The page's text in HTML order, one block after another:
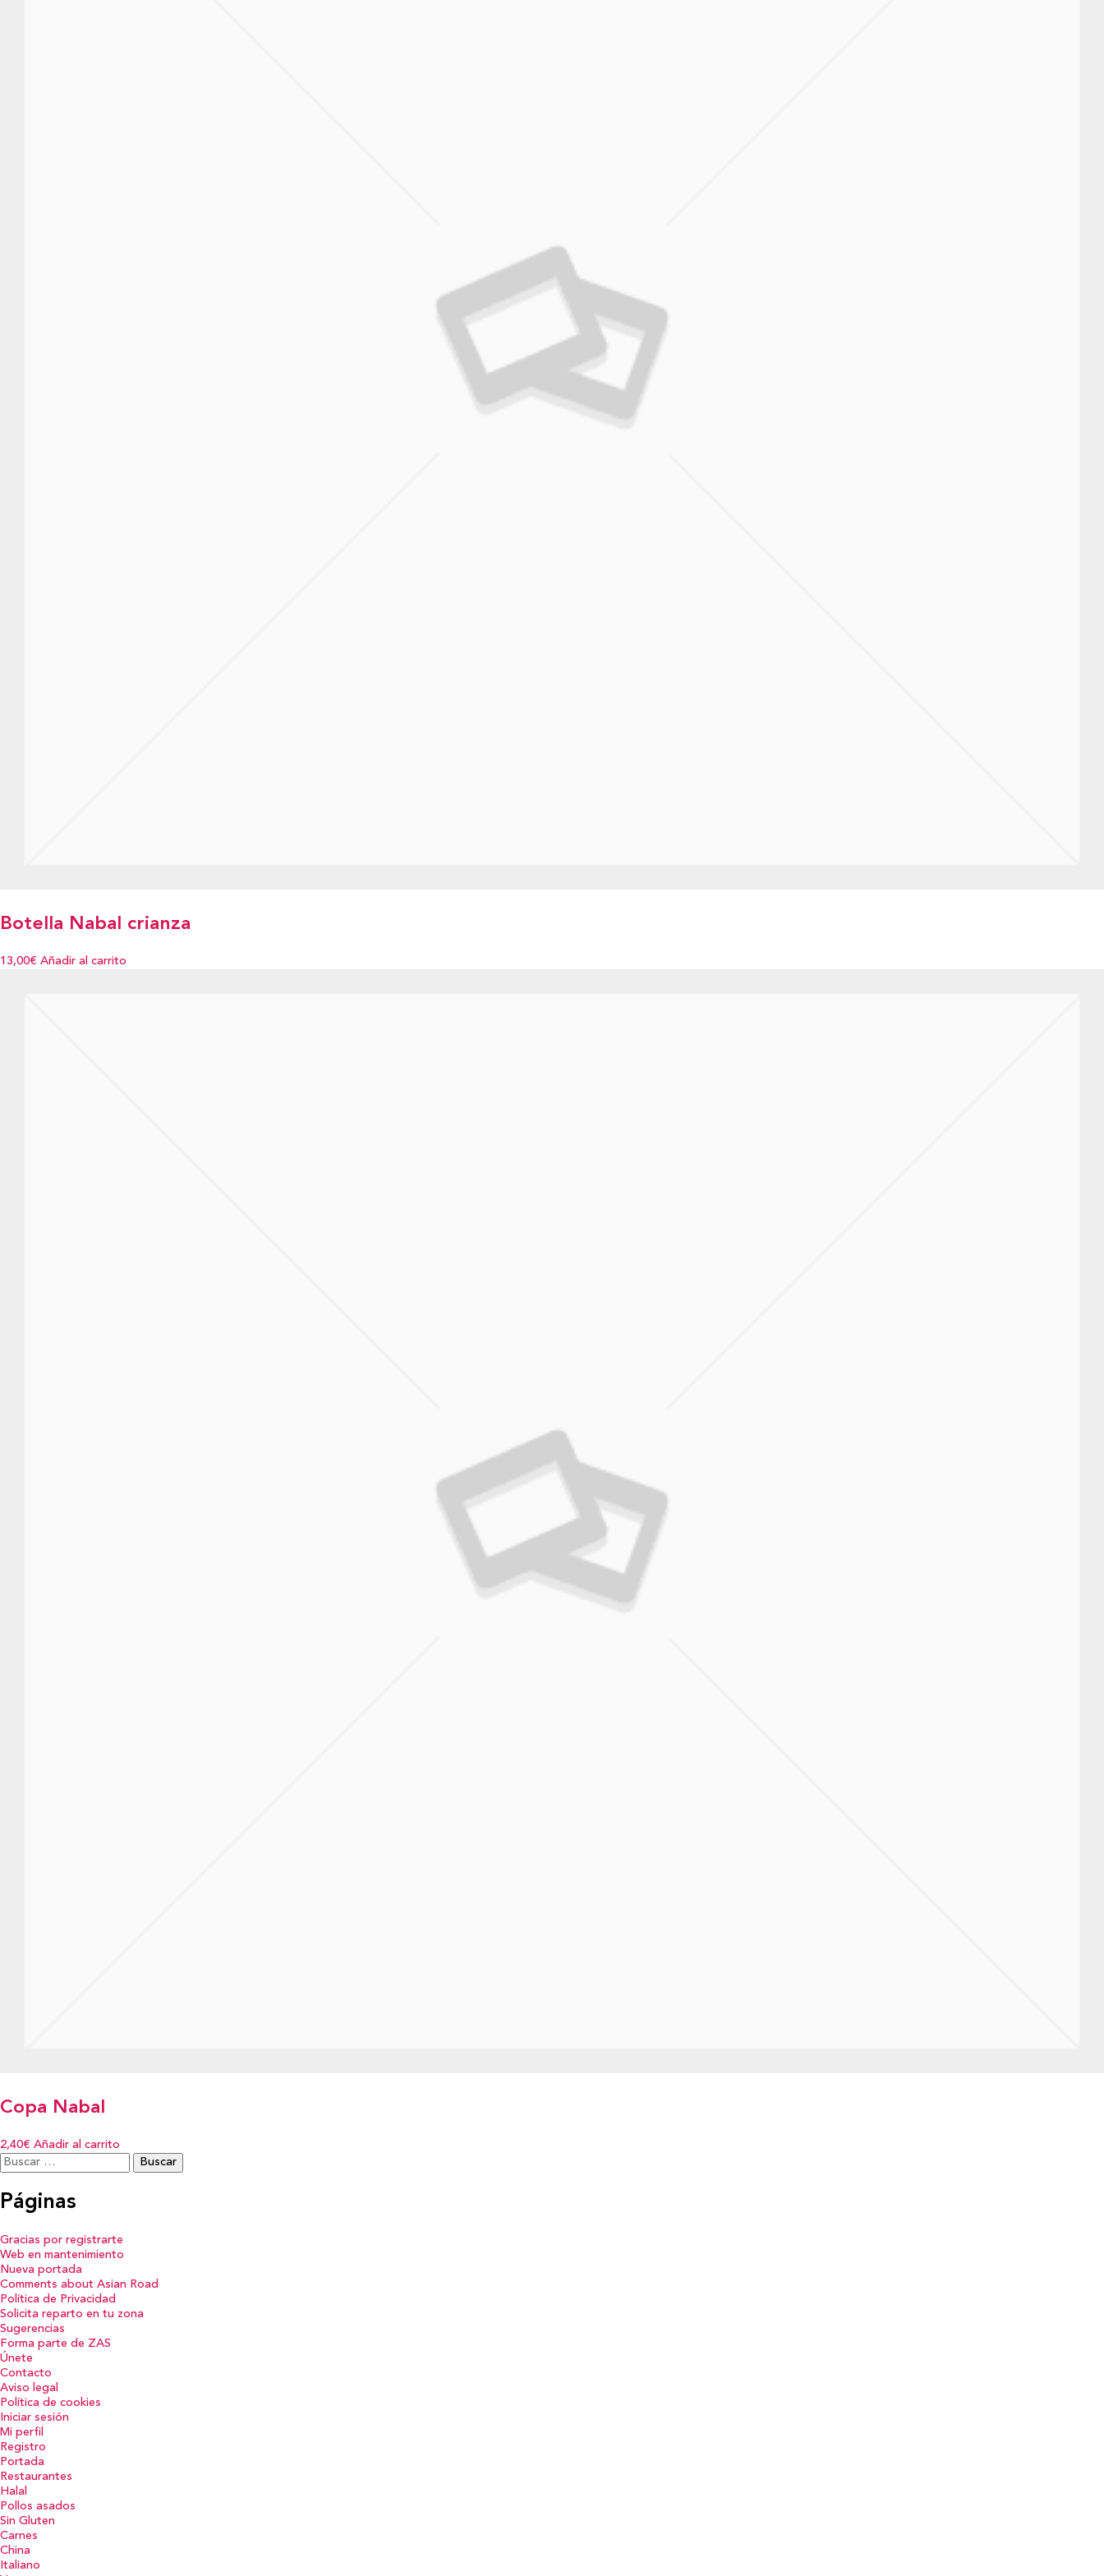
Botella Nabal crianza
13,00€ Añadir al carrito
Copa Nabal
2,40€ Añadir al carrito
Buscar:
Páginas
Gracias por registrarte
Web en mantenimiento
Nueva portada
Comments about Asian Road
Política de Privacidad
Solicita reparto en tu zona
Sugerencias
Forma parte de ZAS
Únete
Contacto
Aviso legal
Política de cookies
Iniciar sesión
Mi perfil
Registro
Portada
Restaurantes
Halal
Pollos asados
Sin Gluten
Carnes
China
Italiano